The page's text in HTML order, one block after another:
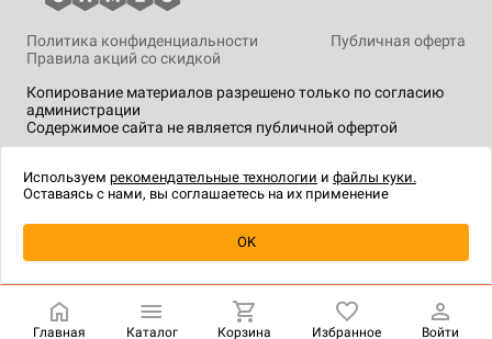
Уведомить о наличии
Копирование материалов разрешено только по согласию
администрации
Содержимое сайта не является публичной офертой
Политика конфиденциальности
Публичная оферта
Правила акций со скидкой
технологии.
Главная Каталог Корзина Избранное Войти
Используем рекомендательные технологии и файлы куки.
Оставаясь с нами, вы соглашаетесь на их применение
OK